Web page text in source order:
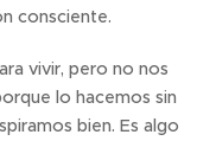
consciente.
vivir, pero no nos
lo hacemos sin
bien. Es algo